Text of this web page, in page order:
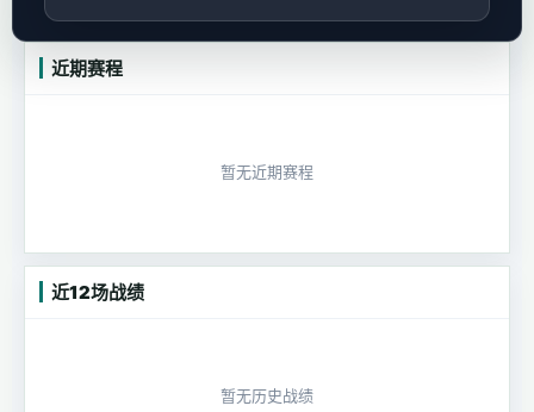
近期赛程
暂无近期赛程
近12场战绩
暂无历史战绩